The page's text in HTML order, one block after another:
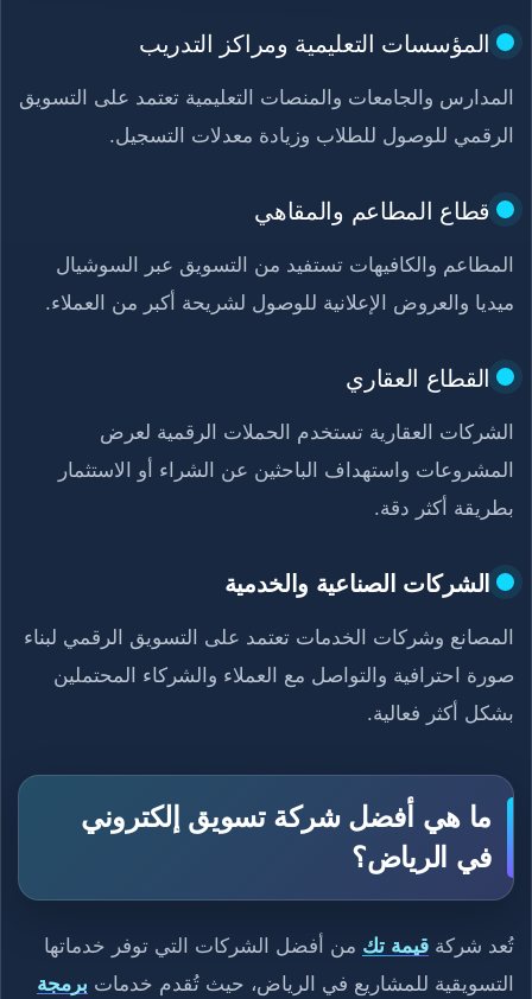
المؤسسات التعليمية ومراكز التدريب
المدارس والجامعات والمنصات التعليمية تعتمد على التسويق
الرقمي للوصول للطلاب وزيادة معدلات التسجيل.
قطاع المطاعم والمقاهي
المطاعم والكافيهات تستفيد من التسويق عبر السوشيال
ميديا والعروض الإعلانية للوصول لشريحة أكبر من العملاء.
القطاع العقاري
الشركات العقارية تستخدم الحملات الرقمية لعرض
المشروعات واستهداف الباحثين عن الشراء أو الاستثمار
بطريقة أكثر دقة.
الشركات الصناعية والخدمية
المصانع وشركات الخدمات تعتمد على التسويق الرقمي لبناء
صورة احترافية والتواصل مع العملاء والشركاء المحتملين
بشكل أكثر فعالية.
ما هي أفضل شركة تسويق إلكتروني
في الرياض؟
تُعد شركة قيمة تك من أفضل الشركات التي توفر خدماتها
التسويقية للمشاريع في الرياض، حيث تُقدم خدمات برمجة